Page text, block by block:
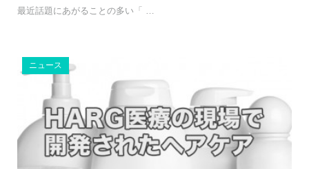
最近話題にあがることの多い「 …
ニュース